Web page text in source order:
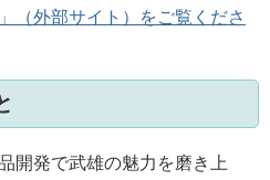
（外部サイト）をご覧くださ
開発で武雄の魅力を磨き上